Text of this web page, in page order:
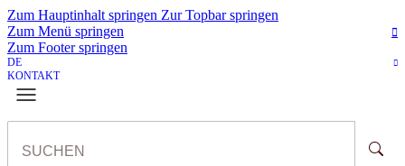
Zum Hauptinhalt springen Zur Topbar springen
Zum Menü springen
Zum Footer springen
DE
KONTAKT